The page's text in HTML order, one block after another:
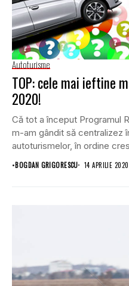
Autoturisme
TOP: cele mai ieftine
2020!
Că tot a început Programul
m-am gândit să centralizez
autoturismelor, în ordine
•BOGDAN GRIGORESCU 14 APRILIE 2020